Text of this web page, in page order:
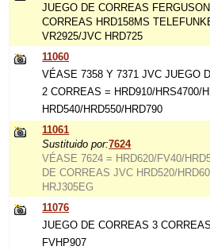
JUEGO DE CORREAS
CORREAS HRD158MS
VR2925/JVC HRD725
11060
VÉASE 7358 Y 7371 JVC JUEGO
2 CORREAS = HRD910/HRS4700/
HRD540/HRD550/HRD790
11061
Sustituido por:7624
VÉASE 7624 = HRD620/FV40/
DE CORREAS JVC HRD520/
HRJ305EG
11076
JUEGO DE CORREAS 3
FVHP907